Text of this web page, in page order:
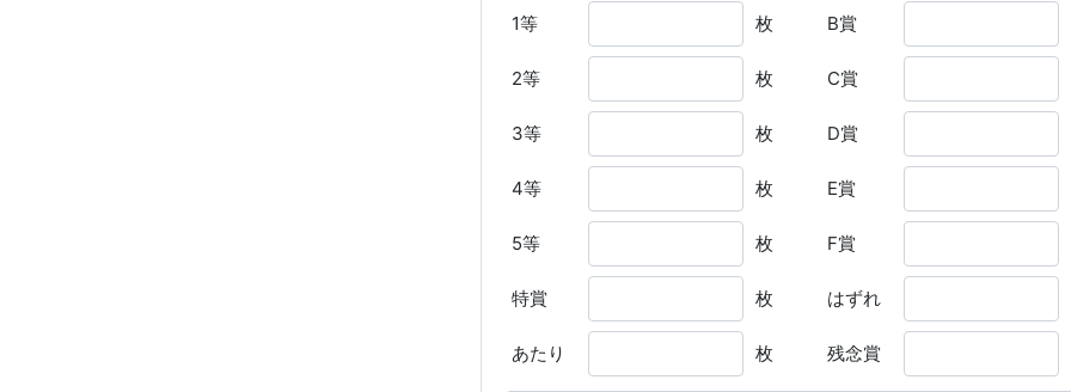
1等 枚
2等 枚
3等 枚
4等 枚
5等 枚
特賞 枚
あたり 枚
B賞
C賞
D賞
E賞
F賞
はずれ
残念賞